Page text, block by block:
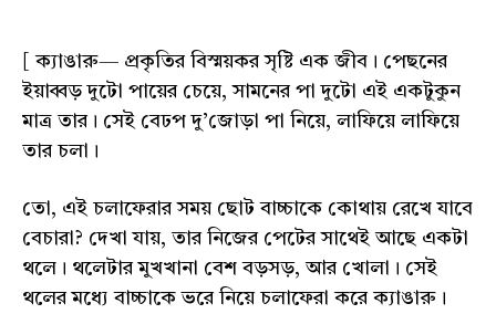
[ ক্যাঙারু— প্রকৃতির বিস্ময়কর সৃষ্টি এক জীব। পেছনের
ইয়াব্বড় দুটো পায়ের চেয়ে, সামনের পা দুটো এই একটুকুন
মাত্র তার। সেই বেঢপ দু’জোড়া পা নিয়ে, লাফিয়ে লাফিয়ে
তার চলা।
তো, এই চলাফেরার সময় ছোট বাচ্চাকে কোথায় রেখে যাবে
বেচারা? দেখা যায়, তার নিজের পেটের সাথেই আছে একটা
থলে। থলেটার মুখখানা বেশ বড়সড়, আর খোলা। সেই
থলের মধ্যে বাচ্চাকে ভরে নিয়ে চলাফেরা করে ক্যাঙারু।